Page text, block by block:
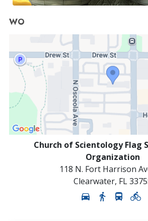
WO
Church of Scientology Flag
Organization
118 N. Fort Harrison
Clearwater, FL